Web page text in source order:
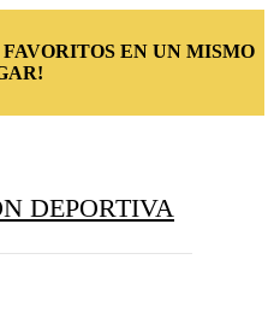
FAVORITOS EN UN MISMO
DEPORTIVA